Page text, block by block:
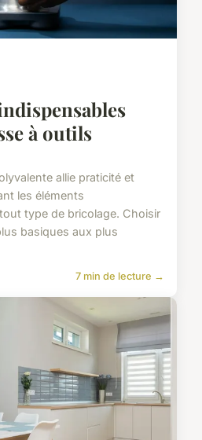
à outils
allie praticité et
les éléments
type de bricolage. Choisir
basiques aux plus
7 min de lecture →